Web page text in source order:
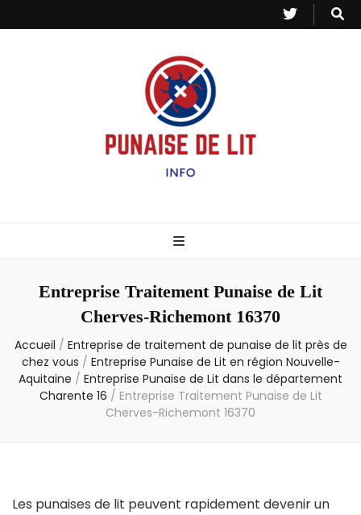
– Info
Entreprise Traitement Punaise de Lit
Cherves-Richemont 16370
Accueil / Entreprise de traitement de punaise de lit près de
chez vous / Entreprise Punaise de Lit en région Nouvelle-
Aquitaine / Entreprise Punaise de Lit dans le département
Charente 16 / Entreprise Traitement Punaise de Lit
Cherves-Richemont 16370
Les punaises de lit peuvent rapidement devenir un